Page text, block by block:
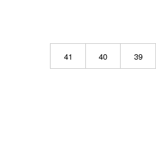
39
40
41